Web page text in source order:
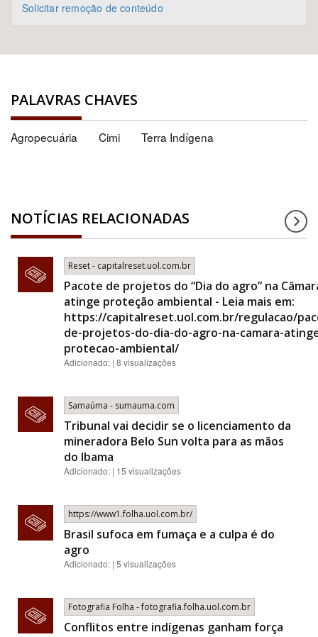
Solicitar remoção de conteúdo
PALAVRAS CHAVES
Agropecuária Cimi Terra Indígena
NOTÍCIAS RELACIONADAS
Reset - capitalreset.uol.com.br
Pacote de projetos do “Dia do agro” na
atinge proteção ambiental - Leia mais em:
https://capitalreset.uol.com.br/regulacao/
de-projetos-do-dia-do-agro-na-camara-
protecao-ambiental/
Adicionado: | 8 visualizações
Samaúma - sumauma.com
Tribunal vai decidir se o licenciamento da
mineradora Belo Sun volta para as mãos
do Ibama
Adicionado: | 15 visualizações
https://www1.folha.uol.com.br/
Brasil sufoca em fumaça e a culpa é do
agro
Adicionado: | 5 visualizações
Fotografia Folha - fotografia.folha.uol.com.br
Conflitos entre indígenas ganham força